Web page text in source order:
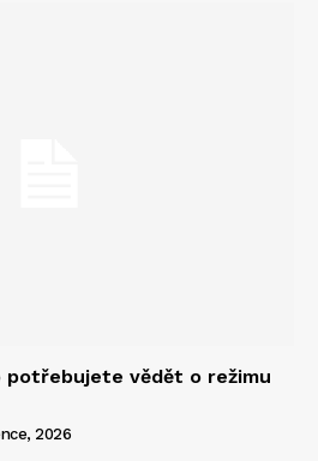
potřebujete vědět o režimu
2026